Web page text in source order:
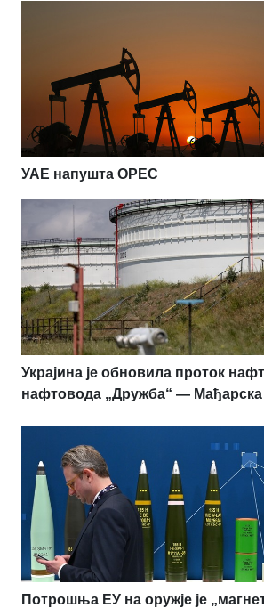
УАЕ напушта OPEC
Украјина је обновила проток
нафтовода „Дружба“ — Мађарска
Потрошња ЕУ на оружје је